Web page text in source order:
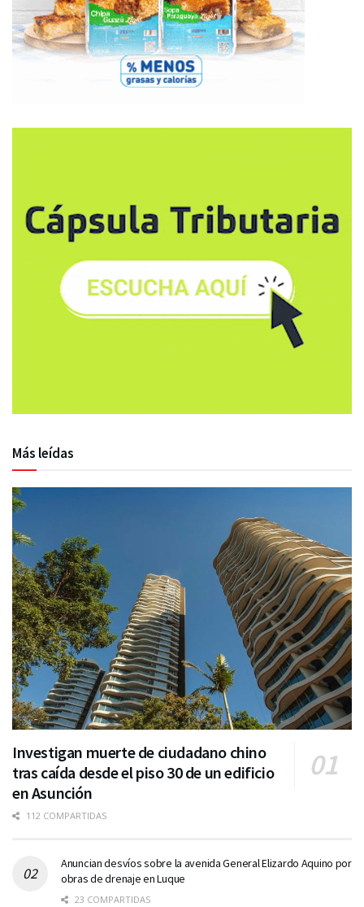
Más leídas
Investigan muerte de ciudadano chino
tras caída desde el piso 30 de un edificio
en Asunción
112 COMPARTIDAS
Anuncian desvíos sobre la avenida General Elizardo Aquino por
obras de drenaje en Luque
23 COMPARTIDAS